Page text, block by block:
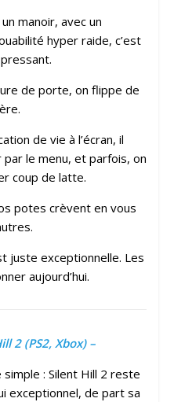
manoir, avec un
hyper raide, c’est
de porte, on flippe de
de vie à l’écran, il
le menu, et parfois, on
coup de latte.
potes crèvent en vous
juste exceptionnelle. Les
aujourd’hui.
2 (PS2, Xbox) –
simple : Silent Hill 2 reste
exceptionnel, de part sa